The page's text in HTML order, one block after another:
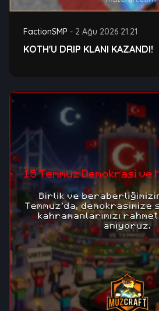
FactionSMP - 2 Ağu 2026 21:21
KOTH'U DRIP KLANI KAZANDI!